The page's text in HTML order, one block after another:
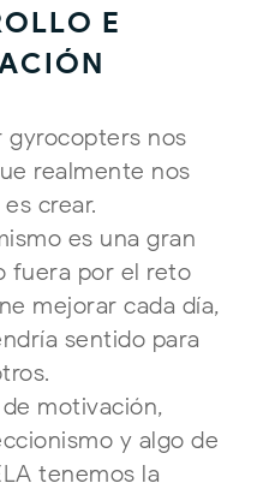
E
gyrocopters nos
realmente nos
crear.
es una gran
fuera por el reto
mejorar cada día,
sentido para
motivación,
y algo de
tenemos la